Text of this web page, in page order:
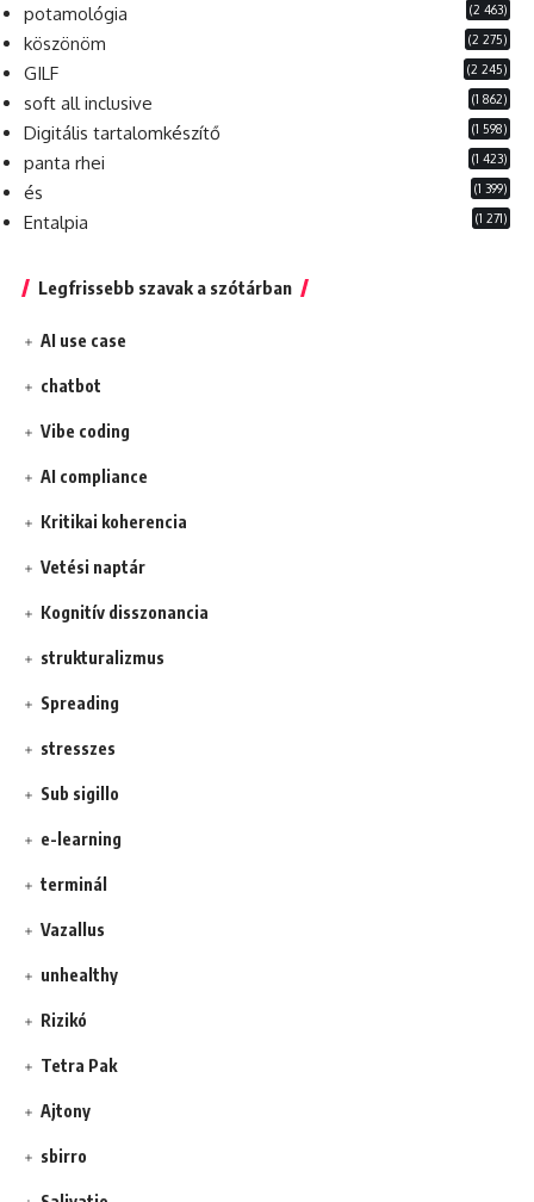
potamológia (2 463)
köszönöm (2 275)
GILF (2 245)
soft all inclusive (1 862)
Digitális tartalomkészítő (1 598)
panta rhei (1 423)
és (1 399)
Entalpia (1 271)
Legfrissebb szavak a szótárban
AI use case
chatbot
Vibe coding
AI compliance
Kritikai koherencia
Vetési naptár
Kognitív disszonancia
strukturalizmus
Spreading
stresszes
Sub sigillo
e-learning
terminál
Vazallus
unhealthy
Rizikó
Tetra Pak
Ajtony
sbirro